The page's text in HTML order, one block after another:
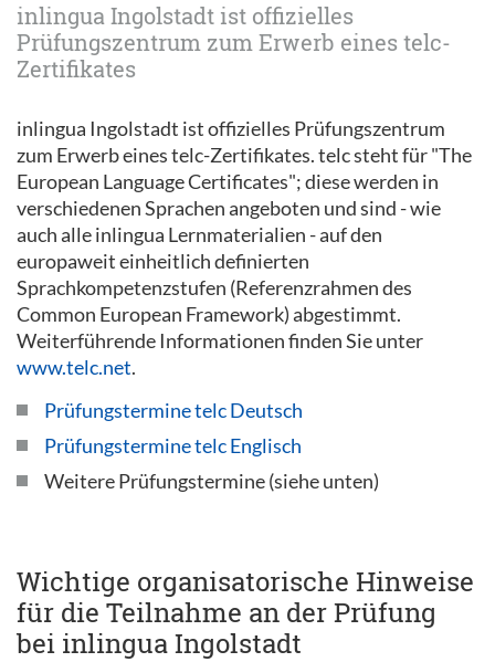
inlingua Ingolstadt ist offizielles
Prüfungszentrum zum Erwerb eines telc-
Zertifikates
inlingua Ingolstadt ist offizielles Prüfungszentrum
zum Erwerb eines telc-Zertifikates. telc steht für "The
European Language Certificates"; diese werden in
verschiedenen Sprachen angeboten und sind - wie
auch alle inlingua Lernmaterialien - auf den
europaweit einheitlich definierten
Sprachkompetenzstufen (Referenzrahmen des
Common European Framework) abgestimmt.
Weiterführende Informationen finden Sie unter
www.telc.net.
Prüfungstermine telc Deutsch
Prüfungstermine telc Englisch
Weitere Prüfungstermine (siehe unten)
Wichtige organisatorische Hinweise
für die Teilnahme an der Prüfung
bei inlingua Ingolstadt